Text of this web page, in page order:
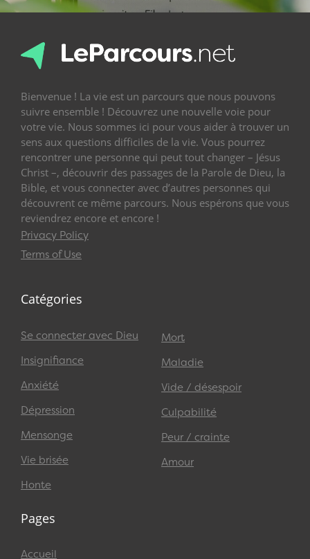
Bienvenue ! La vie est un parcours que nous pouvons
suivre ensemble ! Découvrez une nouvelle voie pour
votre vie. Nous sommes ici pour vous aider à trouver un
sens aux questions difficiles de la vie. Vous pourrez
rencontrer une personne qui peut tout changer – Jésus
Christ –, découvrir des passages de la Parole de Dieu, la
Bible, et vous connecter avec d’autres personnes qui
découvrent ce même parcours. Nous espérons que vous
reviendrez encore et encore !
Privacy Policy
Terms of Use
Catégories
Se connecter avec Dieu
Insignifiance
Anxiété
Dépression
Mensonge
Vie brisée
Honte
Mort
Maladie
Vide / désespoir
Culpabilité
Peur / crainte
Amour
Pages
Accueil